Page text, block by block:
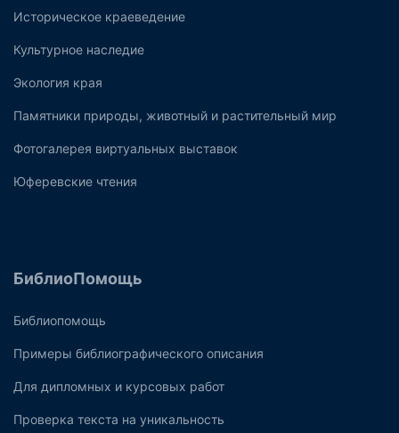
Историческое краеведение
Культурное наследие
Экология края
Памятники природы, животный и растительный мир
Фотогалерея виртуальных выставок
Юферевские чтения
БиблиоПомощь
Библиопомощь
Примеры библиографического описания
Для дипломных и курсовых работ
Проверка текста на уникальность